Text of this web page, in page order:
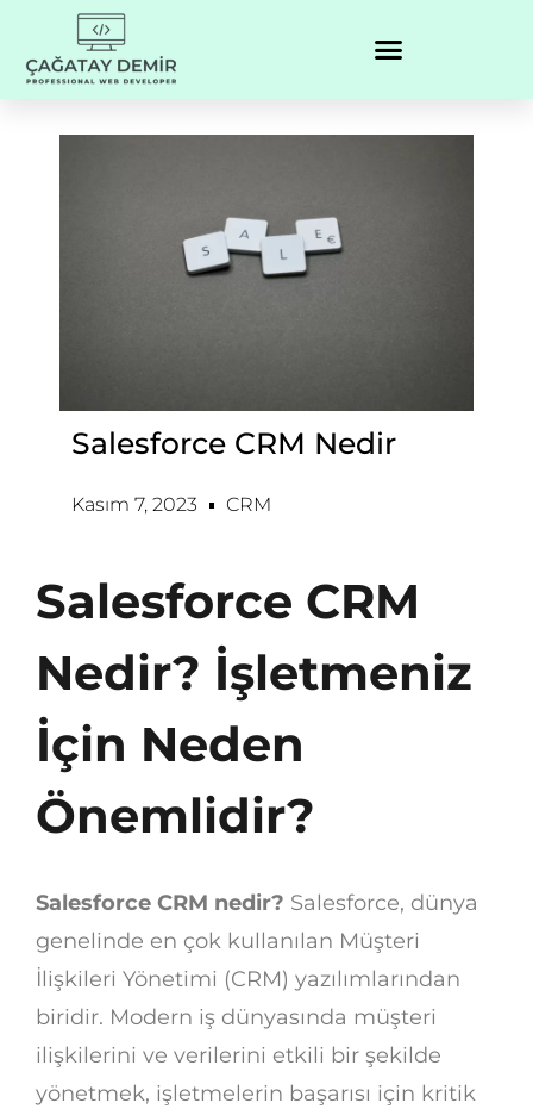
Salesforce CRM Nedir
Kasım 7, 2023 CRM
Salesforce CRM
Nedir? İşletmeniz
İçin Neden
Önemlidir?
Salesforce CRM nedir? Salesforce, dünya
genelinde en çok kullanılan Müşteri
İlişkileri Yönetimi (CRM) yazılımlarından
biridir. Modern iş dünyasında müşteri
ilişkilerini ve verilerini etkili bir şekilde
yönetmek, işletmelerin başarısı için kritik